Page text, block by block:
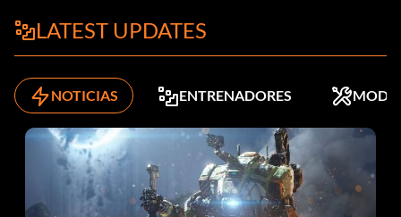
LATEST UPDATES
NOTICIAS ENTRENADORES MODS